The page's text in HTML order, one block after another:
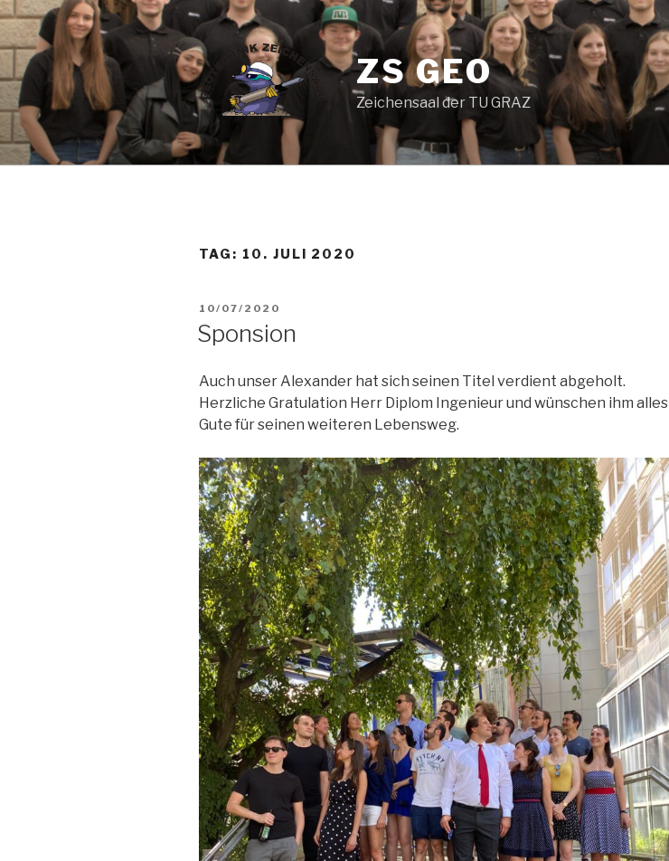
Zum
Inhalt
springen
ZS GEO
Zeichensaal der TU GRAZ
TAG: 10. JULI 2020
VERÖFFENTLICHT
10/07/2020
Sponsion
Auch unser Alexander hat sich seinen Titel verdient abgeholt.
Herzliche Gratulation Herr Diplom Ingenieur und wünschen ihm alles
Gute für seinen weiteren Lebensweg.